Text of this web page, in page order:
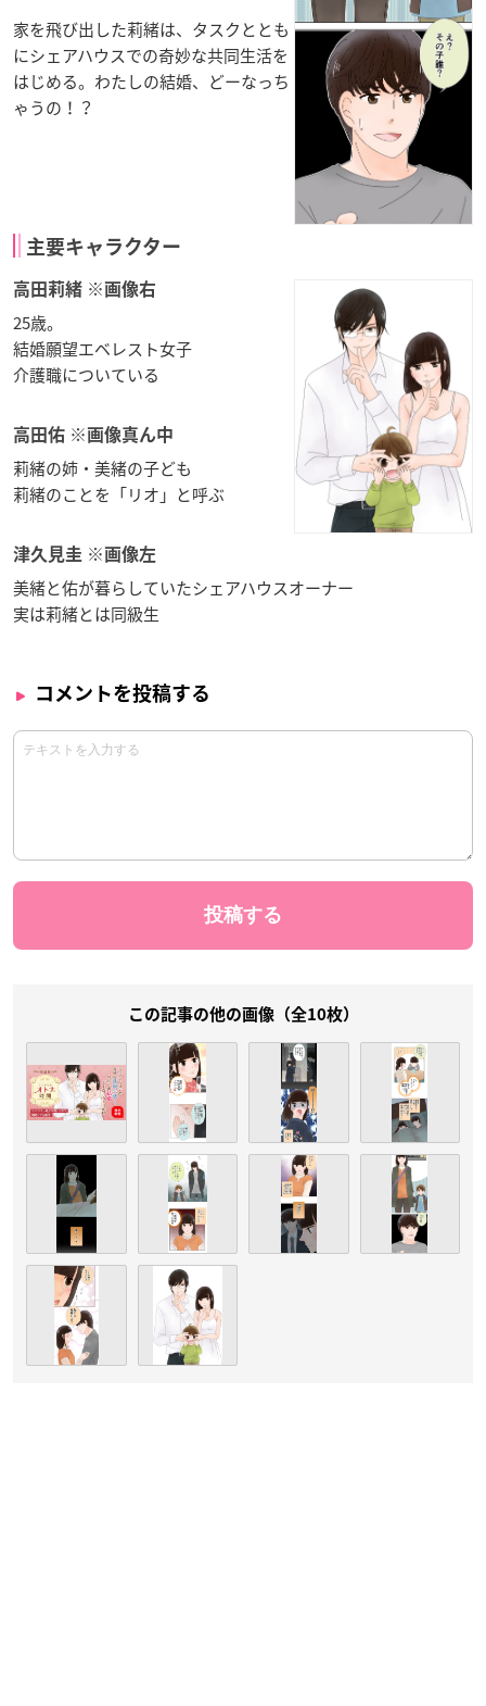
家を飛び出した莉緒は、タスクととも
にシェアハウスでの奇妙な共同生活を
はじめる。わたしの結婚、どーなっち
ゃうの！？
主要キャラクター
高田莉緒 ※画像右
25歳。
結婚願望エベレスト女子
介護職についている
高田佑 ※画像真ん中
莉緒の姉・美緒の子ども
莉緒のことを「リオ」と呼ぶ
津久見圭 ※画像左
美緒と佑が暮らしていたシェアハウスオーナー
実は莉緒とは同級生
コメントを投稿する
この記事の他の画像（全10枚）